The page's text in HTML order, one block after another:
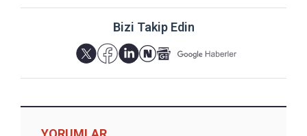
Bizi Takip Edin